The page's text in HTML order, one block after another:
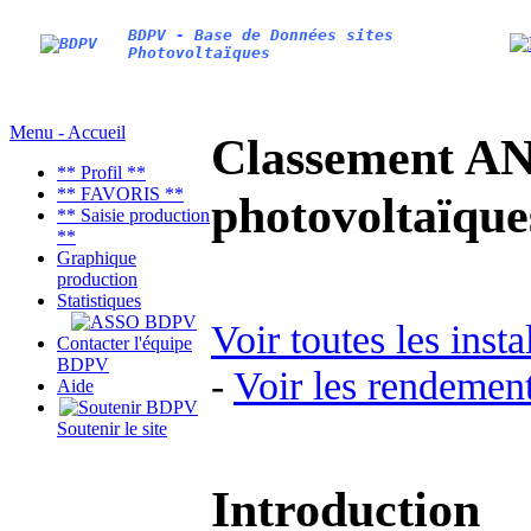
BDPV - Base de Données sites
Photovoltaïques
Menu - Accueil
** Profil **
** FAVORIS **
** Saisie production
**
Graphique
production
Statistiques
Contacter l'équipe
BDPV
Aide
Soutenir le site
Classement
Voir toutes les
- Voir les
Introduction